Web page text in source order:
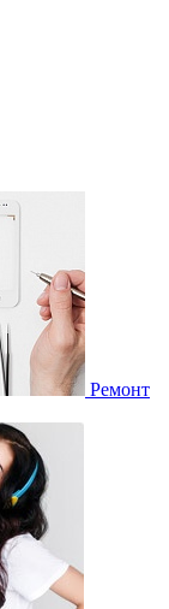
Ремонт